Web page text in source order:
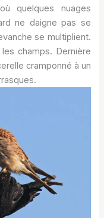
quelques nuages
ne daigne pas se
se multiplient.
champs. Dernière
cramponné à un